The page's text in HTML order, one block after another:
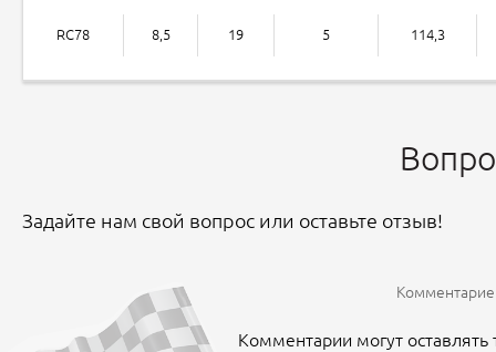
RC78 8,5 19 5 114,3
Задайте нам свой вопрос или оставьте отзыв!
Комментарии могут